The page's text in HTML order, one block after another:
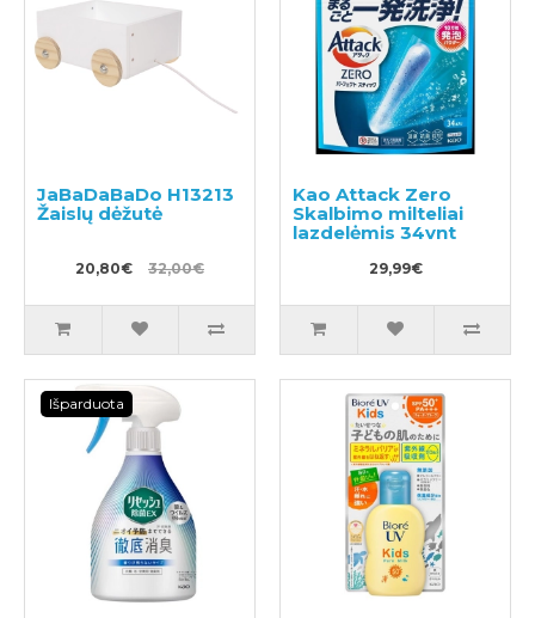
JaBaDaBaDo H13213
Žaislų dėžutė
20,80€ 32,00€
Kao Attack Zero
Skalbimo milteliai
lazdelėmis 34vnt
29,99€
Išparduota